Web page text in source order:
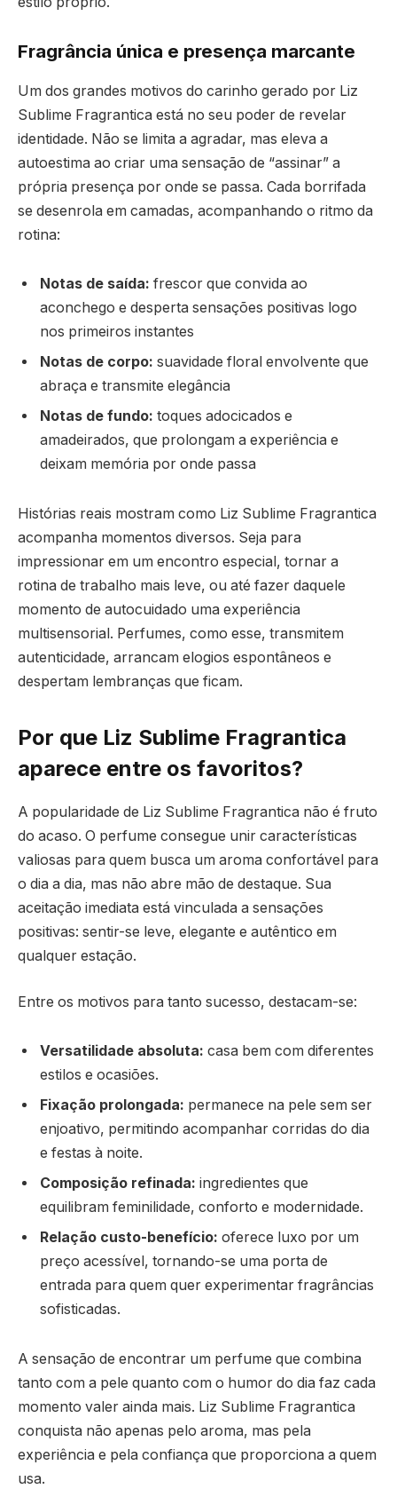
Fragrância única e presença marcante
Um dos grandes motivos do carinho gerado por Liz
Sublime Fragrantica está no seu poder de revelar
identidade. Não se limita a agradar, mas eleva a
autoestima ao criar uma sensação de “assinar” a
própria presença por onde se passa. Cada borrifada
se desenrola em camadas, acompanhando o ritmo da
rotina:
Notas de saída: frescor que convida ao
aconchego e desperta sensações positivas logo
nos primeiros instantes
Notas de corpo: suavidade floral envolvente que
abraça e transmite elegância
Notas de fundo: toques adocicados e
amadeirados, que prolongam a experiência e
deixam memória por onde passa
Histórias reais mostram como Liz Sublime Fragrantica
acompanha momentos diversos. Seja para
impressionar em um encontro especial, tornar a
rotina de trabalho mais leve, ou até fazer daquele
momento de autocuidado uma experiência
multisensorial. Perfumes, como esse, transmitem
autenticidade, arrancam elogios espontâneos e
despertam lembranças que ficam.
Por que Liz Sublime Fragrantica
aparece entre os favoritos?
A popularidade de Liz Sublime Fragrantica não é fruto
do acaso. O perfume consegue unir características
valiosas para quem busca um aroma confortável para
o dia a dia, mas não abre mão de destaque. Sua
aceitação imediata está vinculada a sensações
positivas: sentir-se leve, elegante e autêntico em
qualquer estação.
Entre os motivos para tanto sucesso, destacam-se:
Versatilidade absoluta: casa bem com diferentes
estilos e ocasiões.
Fixação prolongada: permanece na pele sem ser
enjoativo, permitindo acompanhar corridas do dia
e festas à noite.
Composição refinada: ingredientes que
equilibram feminilidade, conforto e modernidade.
Relação custo-benefício: oferece luxo por um
preço acessível, tornando-se uma porta de
entrada para quem quer experimentar fragrâncias
sofisticadas.
A sensação de encontrar um perfume que combina
tanto com a pele quanto com o humor do dia faz cada
momento valer ainda mais. Liz Sublime Fragrantica
conquista não apenas pelo aroma, mas pela
experiência e pela confiança que proporciona a quem
usa.